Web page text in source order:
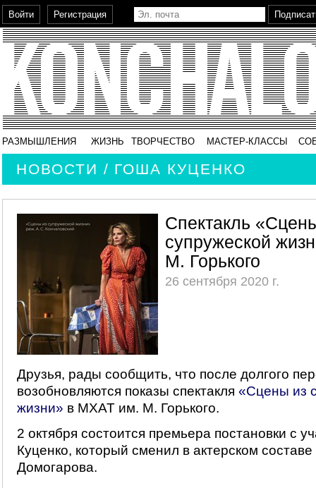
РАЗМЫШЛЕНИЯ ЖИЗНЬ ТВОРЧЕСТВО МАСТЕР-КЛАССЫ
НОВОСТИ / ГОША КУЦЕНКО
Спектакль
супружеской
М. Горького
26 сентября 2020 г.
Друзья, рады сообщить, что после долгого
возобновляются показы спектакля «Сцены из
жизни» в МХАТ им. М. Горького.
2 октября состоится премьера постановки с
Куценко, который сменил в актерском
Домогарова.